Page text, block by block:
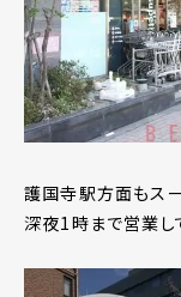
護国寺駅方面もス
深夜1時まで営業し